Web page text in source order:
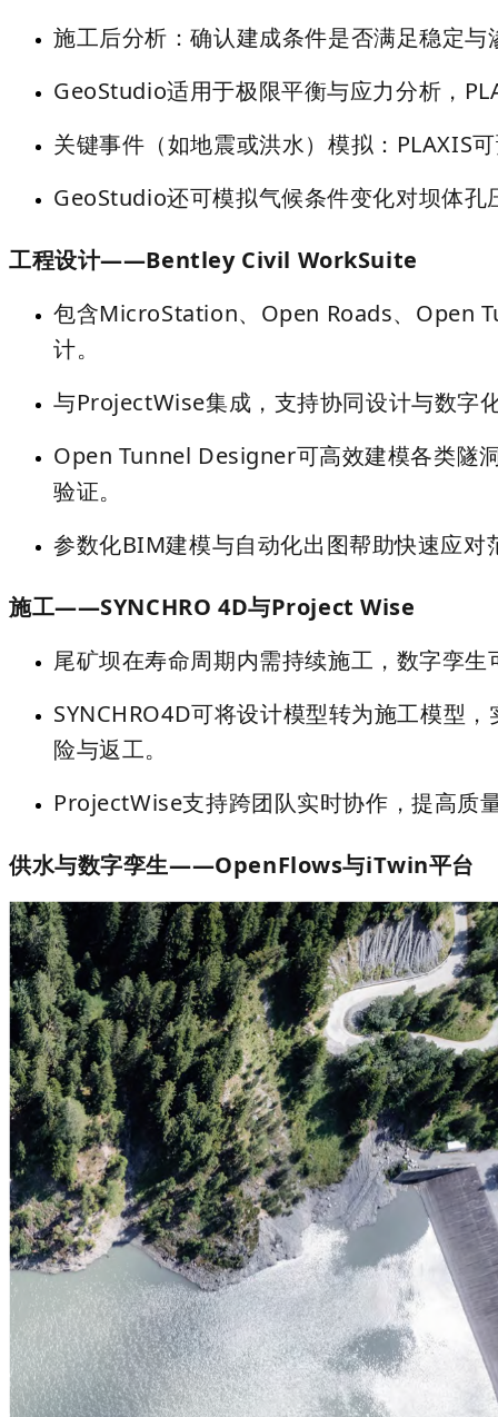
施工后分析：确认建成条件是否满足稳定
GeoStudio适用于极限平衡与应力分析，
关键事件（如地震或洪水）模拟：PLAXIS
GeoStudio还可模拟气候条件变化对坝体孔
工程设计——Bentley Civil WorkSuite
包含MicroStation、Open Roads、Open
计。
与ProjectWise集成，支持协同设计与数字
Open Tunnel Designer可高效建模各类隧
验证。
参数化BIM建模与自动化出图帮助快速应对
施工——SYNCHRO 4D与Project Wise
尾矿坝在寿命周期内需持续施工，数字孪
SYNCHRO4D可将设计模型转为施工模型
险与返工。
ProjectWise支持跨团队实时协作，提高质
供水与数字孪生——OpenFlows与iTwin平台